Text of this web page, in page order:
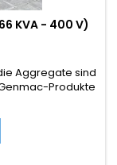
KVA - 400 V)
Aggregate sind
Produkte
sehr, sehr
Im Laufe
Qualität Ihrer
Lösungen.